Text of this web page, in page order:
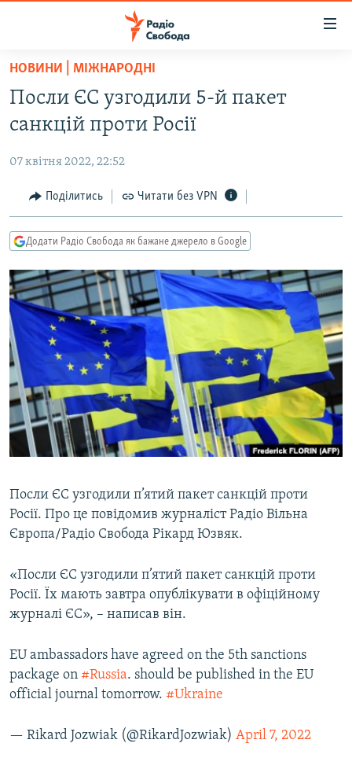
Перейти
основного
матеріалу
до
навігації
Перейти
до
ПОЛІТИКА
ЕКОНОМІКА
КУЛЬТУРА
СПОРТ
УКРАЇНА
СВІТ
ВІЙНА
РОСІЙСЬКА «ФІЛЬТРАЦІЯ»
КРИМ.РЕАЛІЇ
ТИ ЯК?
СХЕМИ
КИТАЙ.ВИКЛИКИ
МУЛЬТИМЕДІА
ФОТО
СПЕЦПРОЄКТИ
ПОДКАСТИ
КРИМ РЕАЛІЇ
РУС
УКР
КТАТ
ДОЛУЧАЙСЯ!
НОВИНИ | МІЖНАРОДНІ
Посли ЄС узгодили 5-й пакет
санкцій проти Росії
07 квітня 2022, 22:52
Поділитись Читати без VPN
Додати Радіо Свобода як бажане джерело в Google
Посли ЄС узгодили п’ятий пакет санкцій проти
Росії. Про це повідомив журналіст Радіо Вільна
Європа/Радіо Свободa Рікард Юзвяк.
«Посли ЄС узгодили п’ятий пакет санкцій проти
Росії. Їх мають завтра опублікувати в офіційному
журналі ЄС», – написав він.
EU ambassadors have agreed on the 5th sanctions
package on #Russia. should be published in the EU
official journal tomorrow. #Ukraine
— Rikard Jozwiak (@RikardJozwiak) April 7, 2022